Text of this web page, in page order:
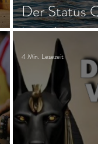
Der Status
bestehen
4 Min. Lesezeit